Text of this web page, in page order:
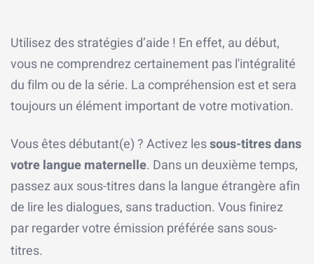
Utilisez des stratégies d’aide ! En effet, au début,
vous ne comprendrez certainement pas l'intégralité
du film ou de la série. La compréhension est et sera
toujours un élément important de votre motivation.
Vous êtes débutant(e) ? Activez lessous-titres dans
votre langue maternelle. Dans un deuxième temps,
passez aux sous-titres dans la langue étrangère afin
de lire les dialogues, sans traduction. Vous finirez
par regarder votre émission préférée sans sous-
titres.